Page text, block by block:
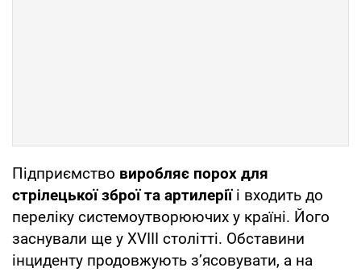
Підприємство виробляє порох для
стрілецької зброї та артилеріїі входить до
переліку системоутворюючих у країні. Його
заснували ще у XVIII столітті. Обставини
інциденту продовжують з’ясовувати, а на